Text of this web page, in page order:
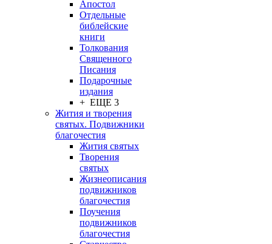
Апостол
Отдельные
библейские
книги
Толкования
Священного
Писания
Подарочные
издания
+ ЕЩЕ 3
Жития и творения
святых. Подвижники
благочестия
Жития святых
Творения
святых
Жизнеописания
подвижников
благочестия
Поучения
подвижников
благочестия